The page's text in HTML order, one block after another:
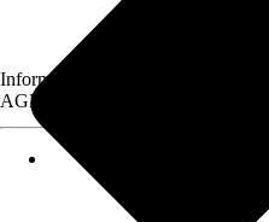
Informationen des Verkäufers,
AGB, finden Sie bei Klick auf den